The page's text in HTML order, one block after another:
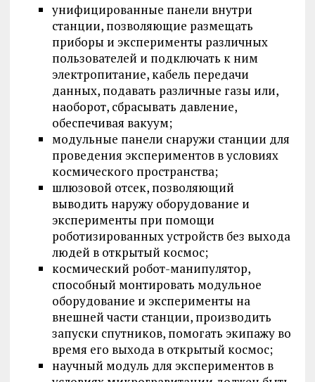
унифицированные панели внутри
станции, позволяющие размещать
приборы и эксперименты различных
пользователей и подключать к ним
электропитание, кабель передачи
данных, подавать различные газы или,
наоборот, сбрасывать давление,
обеспечивая вакуум;
модульные панели снаружи станции для
проведения экспериментов в условиях
космического пространства;
шлюзовой отсек, позволяющий
выводить наружу оборудование и
эксперименты при помощи
роботизированных устройств без выхода
людей в открытый космос;
космический робот-манипулятор,
способный монтировать модульное
оборудование и эксперименты на
внешней части станции, производить
запуски спутников, помогать экипажу во
время его выхода в открытый космос;
научный модуль для экспериментов в